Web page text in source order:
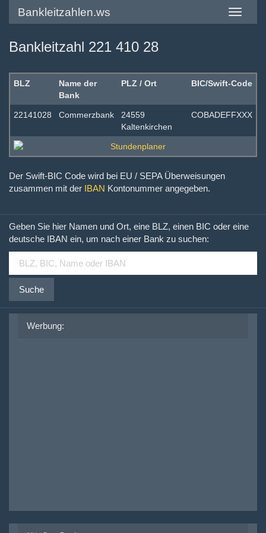
Toggle
Bankleitzahlen.ws
Bankleitzahl 221 410 28
BLZ
Name der
Bank
PLZ / Ort BIC/Swift-Code
22141028 Commerzbank
24559
Kaltenkirchen
COBADEFFXXX
Der Swift-BIC Code wird bei EU / SEPA Überweisungen
zusammen mit der IBAN Kontonummer angegeben.
Geben Sie hier Namen und Ort, eine BLZ, einen BIC oder eine
deutsche IBAN ein, um nach einer Bank zu suchen:
Suche
Werbung: